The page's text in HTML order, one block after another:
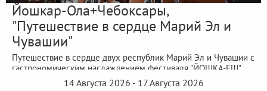
Йошкар-Ола+Чебоксары,
"Путешествие в сердце Марий Эл и
Чувашии"
Путешествие в сердце двух республик Марий Эл и Чувашии с
гастрономическим наслаждением фестиваля "ЙОШКА-ЕШ"
14 Августа 2026 - 17 Августа 2026